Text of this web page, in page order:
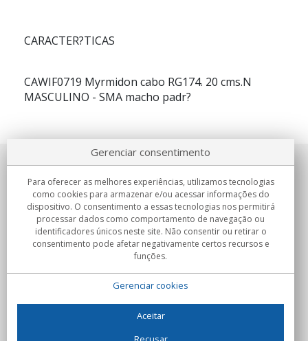
CARACTER?TICAS
CAWIF0719 Myrmidon cabo RG174. 20 cms.N
MASCULINO - SMA macho padr?
Sobre nosotros
Compromissos
Compras
Gerenciar consentimento
Para oferecer as melhores experiências, utilizamos tecnologias
como cookies para armazenar e/ou acessar informações do
dispositivo. O consentimento a essas tecnologias nos permitirá
processar dados como comportamento de navegação ou
identificadores únicos neste site. Não consentir ou retirar o
consentimento pode afetar negativamente certos recursos e
funções.
Gerenciar cookies
Aceitar